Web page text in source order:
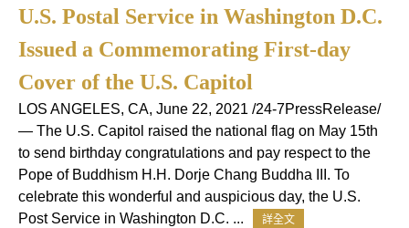
U.S. Postal Service in Washington D.C.
Issued a Commemorating First-day
Cover of the U.S. Capitol
LOS ANGELES, CA, June 22, 2021 /24-7PressRelease/
— The U.S. Capitol raised the national flag on May 15th
to send birthday congratulations and pay respect to the
Pope of Buddhism H.H. Dorje Chang Buddha III. To
celebrate this wonderful and auspicious day, the U.S.
Post Service in Washington D.C. ...
詳全文